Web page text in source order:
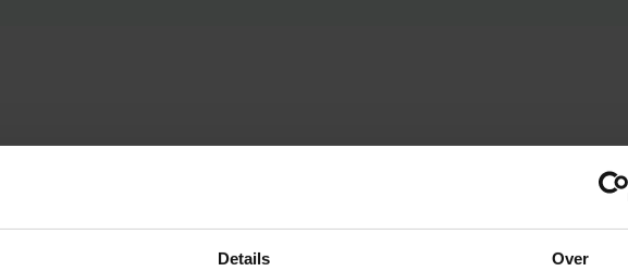
Details Over